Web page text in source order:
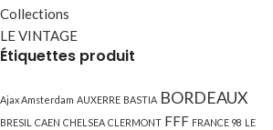
Collections
LE VINTAGE
Étiquettes produit
Ajax Amsterdam AUXERRE BASTIA BORDEAUX
BRESIL CAEN CHELSEA CLERMONT FFF FRANCE 98 LE